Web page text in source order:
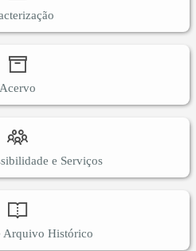
Acervo
e Serviços
Arquivo Histórico